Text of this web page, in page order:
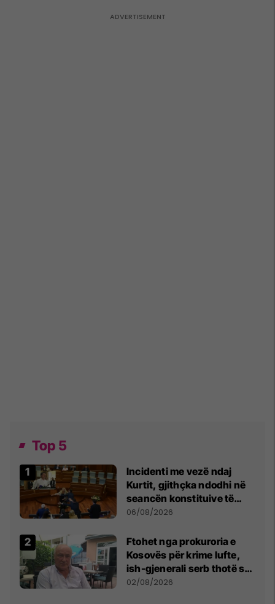
Top 5
Incidenti me vezë ndaj
Kurtit, gjithçka ndodhi në
seancën konstituive të
Kuvendit
06/08/2026
Ftohet nga prokuroria e
Kosovës për krime lufte,
ish-gjenerali serb thotë se
dikush e tradhtoi në
02/08/2026